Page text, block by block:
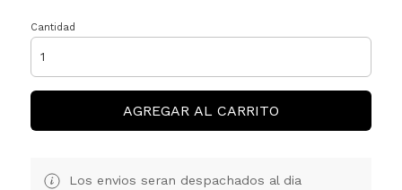
Cantidad
AGREGAR AL CARRITO
Los envios seran despachados al dia